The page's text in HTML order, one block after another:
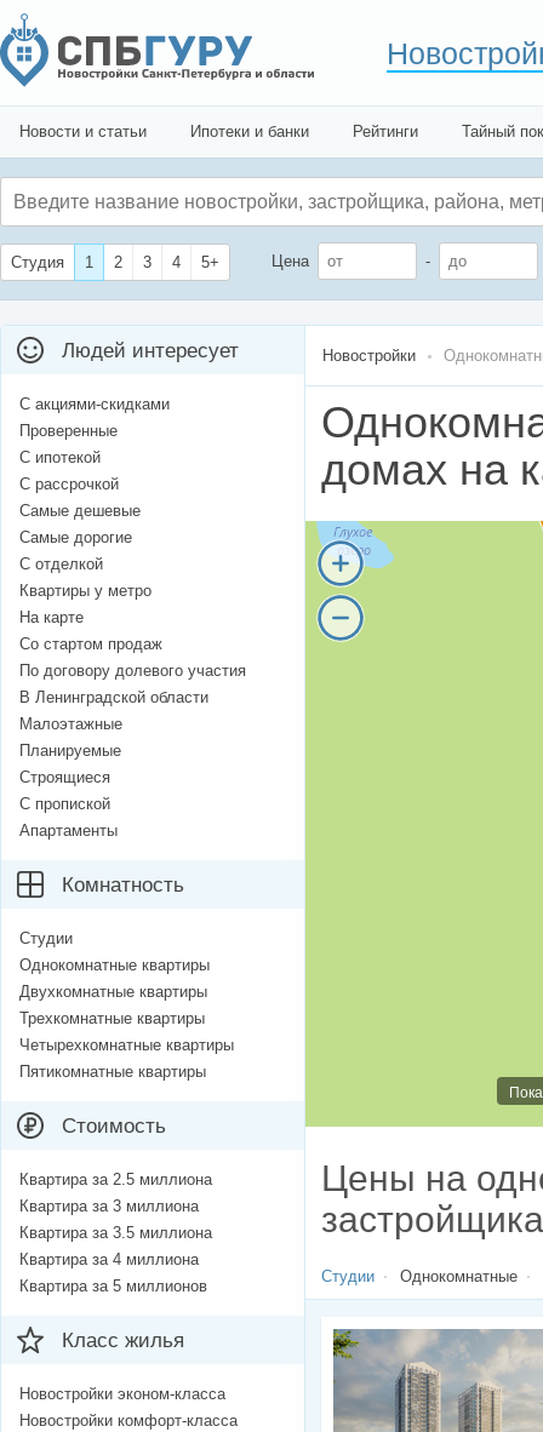
Новости и статьи Ипотеки и банки Рейтинги Тайный
Студия 1 2 3 4 5+ Цена -
Новостройки
домах на
Цены на
застройщика
Студии Однокомнатные
Людей интересует
С акциями-скидками
Проверенные
С ипотекой
С рассрочкой
Самые дешевые
Самые дорогие
С отделкой
Квартиры у метро
На карте
Со стартом продаж
По договору долевого участия
В Ленинградской области
Малоэтажные
Планируемые
Строящиеся
С пропиской
Апартаменты
Комнатность
Студии
Однокомнатные квартиры
Двухкомнатные квартиры
Трехкомнатные квартиры
Четырехкомнатные квартиры
Пятикомнатные квартиры
Стоимость
Квартира за 2.5 миллиона
Квартира за 3 миллиона
Квартира за 3.5 миллиона
Квартира за 4 миллиона
Квартира за 5 миллионов
Класс жилья
Новостройки эконом-класса
Новостройки комфорт-класса